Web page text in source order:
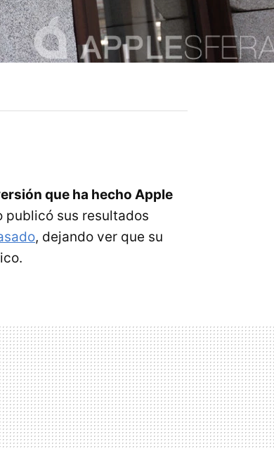
que ha hecho Apple
publicó sus resultados
, dejando ver que su